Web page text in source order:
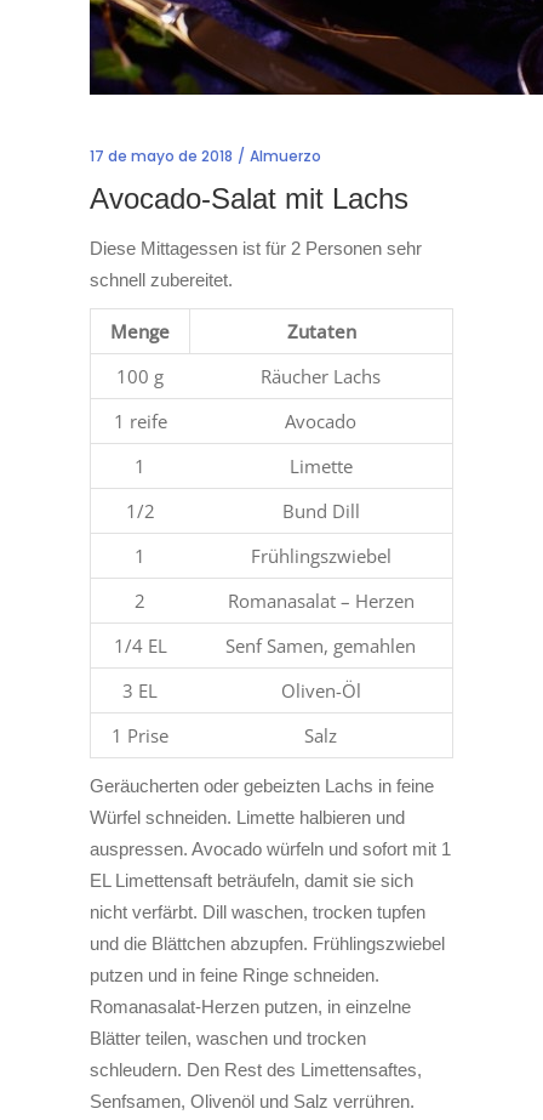
17 de mayo de 2018 Almuerzo
Avocado-Salat mit Lachs
Diese Mittagessen ist für 2 Personen sehr
schnell zubereitet.
Menge
Zutaten
100 g
Räucher Lachs
1 reife
Avocado
1
Limette
1/2
Bund Dill
1
Frühlingszwiebel
2
Romanasalat – Herzen
1/4 EL
Senf Samen, gemahlen
3 EL
Oliven-Öl
1 Prise
Salz
Geräucherten oder gebeizten Lachs in feine
Würfel schneiden. Limette halbieren und
auspressen. Avocado würfeln und sofort mit 1
EL Limettensaft beträufeln, damit sie sich
nicht verfärbt. Dill waschen, trocken tupfen
und die Blättchen abzupfen. Frühlingszwiebel
putzen und in feine Ringe schneiden.
Romanasalat-Herzen putzen, in einzelne
Blätter teilen, waschen und trocken
schleudern. Den Rest des Limettensaftes,
Senfsamen, Olivenöl und Salz verrühren.